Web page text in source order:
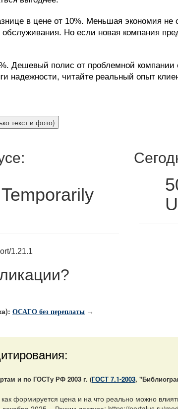
в цене от 10%. Меньшая экономия
обслуживания. Но если новая компания
Дешевый полис от проблемной
надежности, читайте реальный опыт
1.21.1
?
ОСАГО без переплаты →
и по ГОСТу РФ 2003 г. (ГОСТ 7.1-2003,
формируется цена и на что реально можно